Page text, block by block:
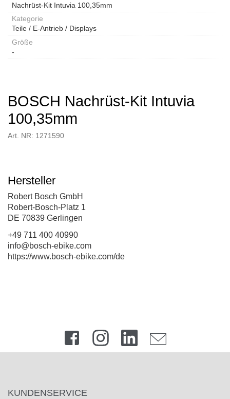
Nachrüst-Kit Intuvia 100,35mm
Kategorie
Teile / E-Antrieb / Displays
Größe
-
BOSCH Nachrüst-Kit Intuvia
100,35mm
Art. NR: 1271590
Hersteller
Robert Bosch GmbH
Robert-Bosch-Platz 1
DE 70839 Gerlingen
+49 711 400 40990
info@bosch-ebike.com
https://www.bosch-ebike.com/de
KUNDENSERVICE